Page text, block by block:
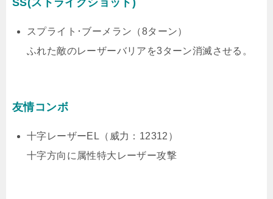
SS(ストライクショット)
スプライト･ブーメラン（8ターン）
ふれた敵のレーザーバリアを3ターン消滅させる。
友情コンボ
十字レーザーEL（威力：12312）
十字方向に属性特大レーザー攻撃